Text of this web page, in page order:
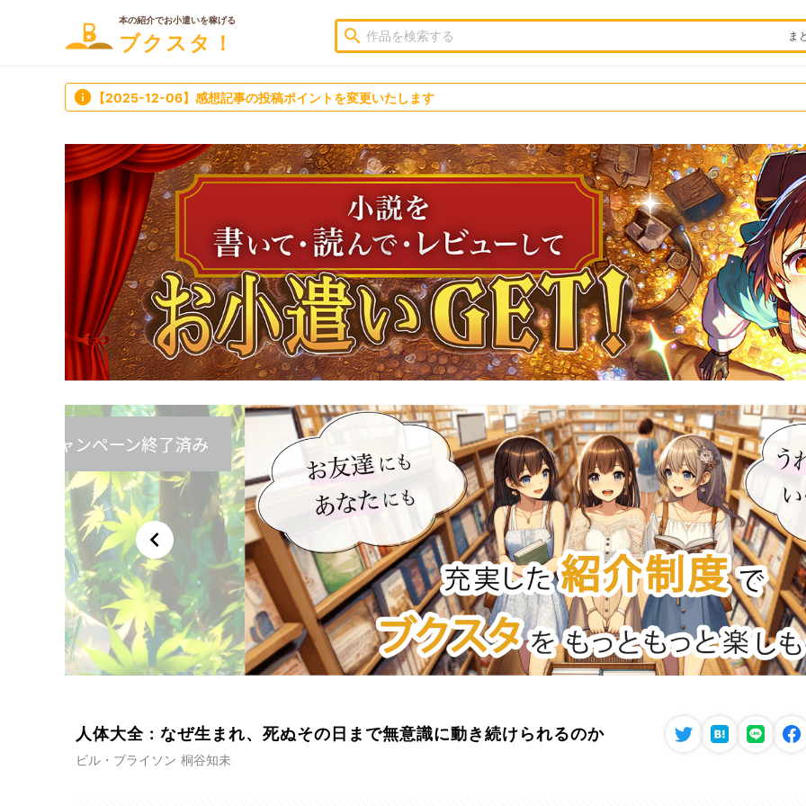
本の紹介でお小遣いを稼げる
ブクスタ！ search ま
info 【2025-12-06】感想記事の投稿ポイントを変更いたします
chevron_left
人体大全 : なぜ生まれ、死ぬその日まで無意識に動き続けられるのか
ビル・ブライソン 桐谷知未